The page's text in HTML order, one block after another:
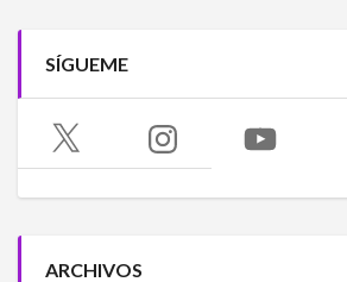
SÍGUEME
X Instagram YouTube
ARCHIVOS